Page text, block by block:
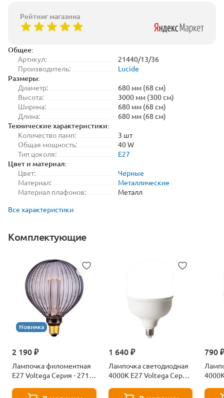
Общее:
Артикул:
21440/13/36
Производитель:
Lucide
Размеры:
Диаметр:
680 мм (68 см)
Высота:
3000 мм (300 см)
Ширина:
680 мм (68 см)
Длина:
680 мм (68 см)
Технические характеристики:
Количество ламп:
3 шт
Общая мощность:
40 W
Тип цоколя:
E27
Цвет и материал:
Цвет:
Черные
Материал:
Металлические
Материал плафонов:
Металл
Все характеристики
Комплектующие
Новинка
2 190 ₽
Лампочка филоментная
Е27 Voltega Серия - 271
1 640 ₽
Лампочка светодиодная
4000К Е27 Voltega Серия
790
Рейтинг магазина